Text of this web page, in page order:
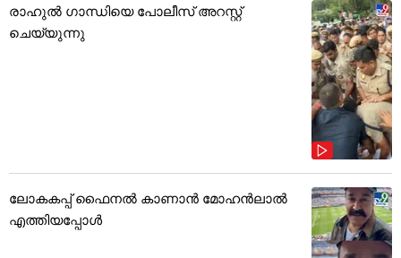
രാഹുൽ ഗാന്ധിയെ പോലീസ് അറസ്റ്റ്
ചെയ്യുന്നു
ലോകകപ്പ് ഫൈനൽ കാണാൻ മോഹൻലാൽ
എത്തിയപ്പോൾ